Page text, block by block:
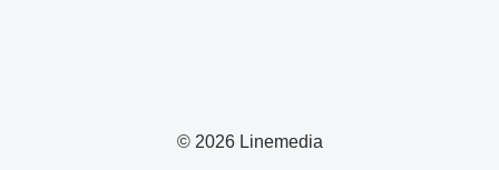
© 2026 Linemedia